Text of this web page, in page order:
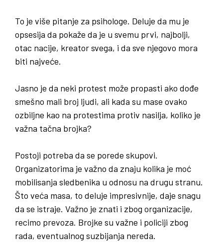
To je više pitanje za psihologe. Deluje da mu je
opsesija da pokaže da je u svemu prvi, najbolji,
otac nacije, kreator svega, i da sve njegovo mora
biti najveće.
Jasno je da neki protest može propasti ako dođe
smešno mali broj ljudi, ali kada su mase ovako
ozbiljne kao na protestima protiv nasilja, koliko je
važna tačna brojka?
Postoji potreba da se porede skupovi.
Organizatorima je važno da znaju kolika je moć
mobilisanja sledbenika u odnosu na drugu stranu.
Što veća masa, to deluje impresivnije, daje snagu
da se istraje. Važno je znati i zbog organizacije,
recimo prevoza. Brojke su važne i policiji zbog
rada, eventualnog suzbijanja nereda.